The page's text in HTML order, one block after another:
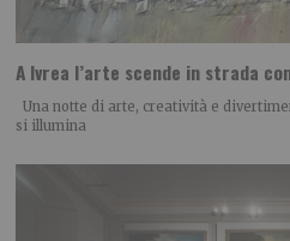
A Ivrea l’arte scende in strada
Una notte di arte, creatività e
si illumina